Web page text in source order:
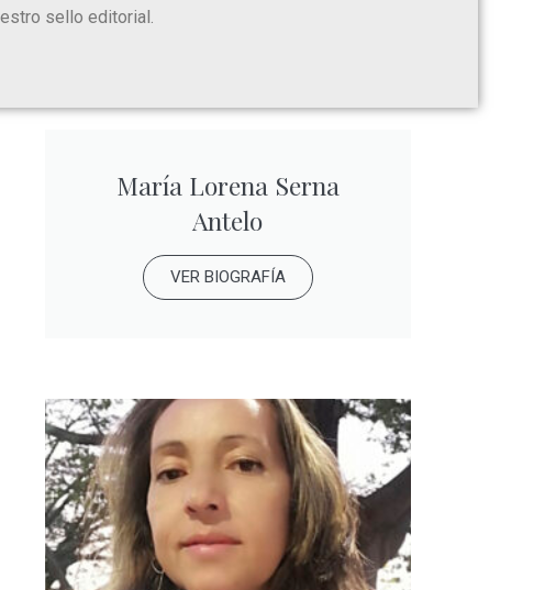
sello editorial.
María Lorena Serna
Antelo
VER BIOGRAFÍA